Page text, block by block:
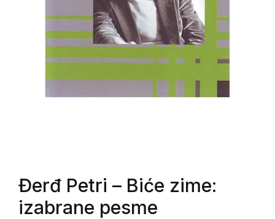
Đerđ Petri – Biće zime:
izabrane pesme